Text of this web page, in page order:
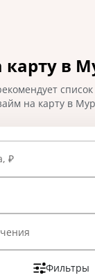
в
на карту в
решение
деньги
вам
от 0% в день.
₽
Фильтры